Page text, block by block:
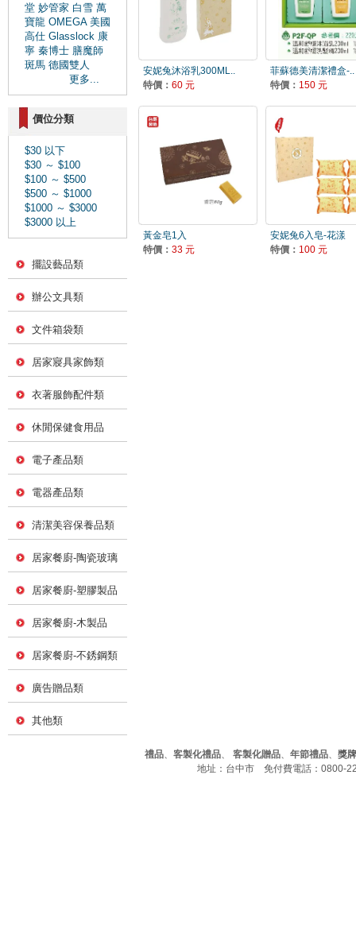
堂 妙管家 白雪 萬
寶龍 OMEGA 美國
高仕 Glasslock 康
寧 秦博士 膳魔師
斑馬 德國雙人
更多...
價位分類
$30 以下
$30 ～ $100
$100 ～ $500
$500 ～ $1000
$1000 ～ $3000
$3000 以上
擺設藝品類
辦公文具類
文件箱袋類
居家寢具家飾類
衣著服飾配件類
休閒保健食用品
電子產品類
電器產品類
清潔美容保養品類
居家餐廚-陶瓷玻璃
居家餐廚-塑膠製品
居家餐廚-木製品
居家餐廚-不銹鋼類
廣告贈品類
其他類
安妮兔沐浴乳300ML..
特價： 60 元
菲蘇德美清潔禮盒-..
特價： 150 元
黃金皂1入
特價： 33 元
安妮兔6入皂-花漾
特價： 100 元
禮品、 客製化禮品、 客製化贈品、 年節禮品、 獎
地址：台中市 免付費電話：0800-